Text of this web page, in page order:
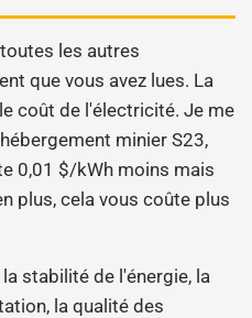
les autres
que vous avez lues. La
coût de l'électricité. Je me
minier S23,
0,01 $/kWh moins mais
plus, cela vous coûte plus
stabilité de l'énergie, la
la qualité des